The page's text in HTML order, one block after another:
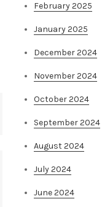
February 2025
January 2025
December 2024
November 2024
October 2024
September 2024
August 2024
July 2024
June 2024